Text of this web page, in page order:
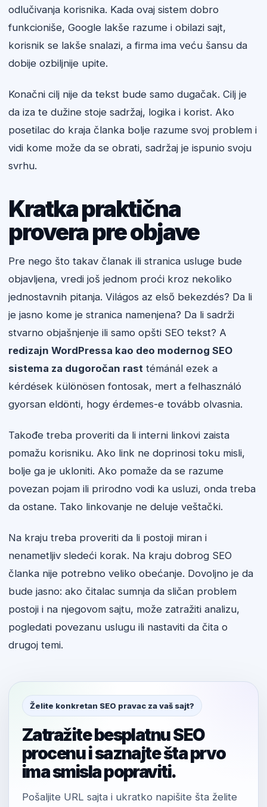
odlučivanja korisnika. Kada ovaj sistem dobro
funkcioniše, Google lakše razume i obilazi sajt,
korisnik se lakše snalazi, a firma ima veću šansu da
dobije ozbiljnije upite.
Konačni cilj nije da tekst bude samo dugačak. Cilj je
da iza te dužine stoje sadržaj, logika i korist. Ako
posetilac do kraja članka bolje razume svoj problem i
vidi kome može da se obrati, sadržaj je ispunio svoju
svrhu.
Kratka praktična
provera pre objave
Pre nego što takav članak ili stranica usluge bude
objavljena, vredi još jednom proći kroz nekoliko
jednostavnih pitanja. Világos az első bekezdés? Da li
je jasno kome je stranica namenjena? Da li sadrži
stvarno objašnjenje ili samo opšti SEO tekst? A
redizajn WordPressa kao deo modernog SEO
sistema za dugoročan rast témánál ezek a
kérdések különösen fontosak, mert a felhasználó
gyorsan eldönti, hogy érdemes-e tovább olvasnia.
Takođe treba proveriti da li interni linkovi zaista
pomažu korisniku. Ako link ne doprinosi toku misli,
bolje ga je ukloniti. Ako pomaže da se razume
povezan pojam ili prirodno vodi ka usluzi, onda treba
da ostane. Tako linkovanje ne deluje veštački.
Na kraju treba proveriti da li postoji miran i
nenametljiv sledeći korak. Na kraju dobrog SEO
članka nije potrebno veliko obećanje. Dovoljno je da
bude jasno: ako čitalac sumnja da sličan problem
postoji i na njegovom sajtu, može zatražiti analizu,
pogledati povezanu uslugu ili nastaviti da čita o
drugoj temi.
Želite konkretan SEO pravac za vaš sajt?
Zatražite besplatnu SEO
procenu i saznajte šta prvo
ima smisla popraviti.
Pošaljite URL sajta i ukratko napišite šta želite